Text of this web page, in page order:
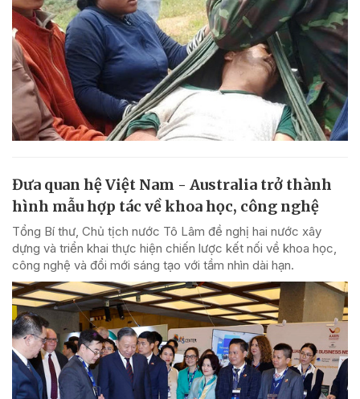
Đưa quan hệ Việt Nam - Australia trở thành
hình mẫu hợp tác về khoa học, công nghệ
Tổng Bí thư, Chủ tịch nước Tô Lâm đề nghị hai nước xây
dựng và triển khai thực hiện chiến lược kết nối về khoa học,
công nghệ và đổi mới sáng tạo với tầm nhìn dài hạn.